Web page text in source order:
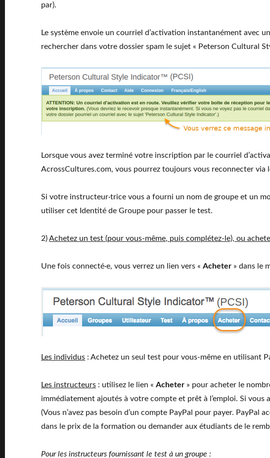
par).
Le système envoie un courriel d’activation instantanément avec
rechercher dans votre dossier spam le sujet « Peterson Cultural
Lorsque vous avez terminé votre inscription par le courriel
AcrossCultures.com, vous pourrez toujours vous reconnecter via
Si votre instructeur·trice vous a fourni un nom de groupe et un
utiliser cet Identité de Groupe pour passer le test.
2)Achetez un test (pour vous-même, puis complétez-le), ou
Une fois connecté·e, vous verrez un lien vers «Acheter » dans le
Les individus : Achetez un seul test pour vous-même en utilisant
Les instructeurs : utilisez le lien «Acheter » pour acheter le
immédiatement ajoutés à votre compte et prêt à l’emploi. Si
(Vous n’avez pas besoin d’un compte PayPal pour payer.
dans le prix de la formation ou demander aux étudiants de le
Pour les instructeurs fournissant le test à un groupe :